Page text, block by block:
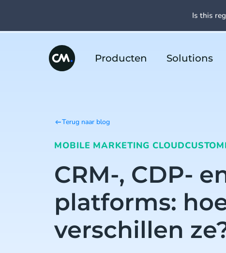
Producten Solutions
Terug naar blog
MOBILE MARKETING CLOUD
CRM-, CDP-
platforms:
verschillen
Is this